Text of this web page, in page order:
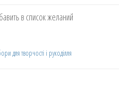
в список желаний
для творчості і рукоділля